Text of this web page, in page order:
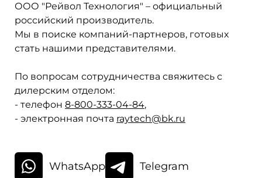
WhatsApp Telegram
ООО "Рейвол Технология" – официальный
российский производитель.
Мы в поиске компаний-партнеров, готовых
стать нашими представителями.
По вопросам сотрудничества свяжитесь с
дилерским отделом:
- телефон 8-800-333-04-84,
- электронная почта raytech@bk.ru